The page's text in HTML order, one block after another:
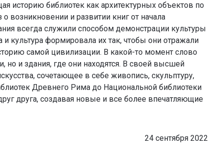
историю библиотек как архитектурных объектов по
возникновении и развитии книг от начала
всегда служили способом демонстрации культуры
культура формировала их так, чтобы они отражали
самой цивилизации. В какой-то момент слово
но и здания, где они находятся. В своей высшей
сочетающее в себе живопись, скульптуру,
Древнего Рима до Национальной библиотеки
друга, создавая новые и все более впечатляющие
24 сентября 2022